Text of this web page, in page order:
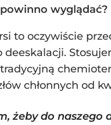
wyglądać?
to oczywiście
deeskalacji.
chłonnych od
żeby do